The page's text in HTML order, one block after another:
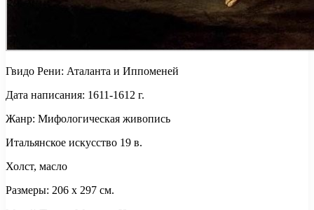
Гвидо Рени: Аталанта и Иппоменей
Дата написания: 1611-1612 г.
Жанр: Мифологическая живопись
Итальянское искусство 19 в.
Холст, масло
Размеры: 206 x 297 см.